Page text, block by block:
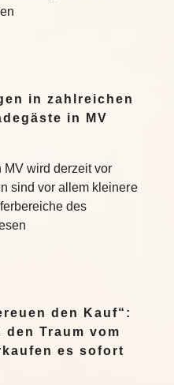
in zahlreichen
in MV
wird derzeit vor
sind vor allem kleinere
des
den Kauf“:
Traum vom
es sofort